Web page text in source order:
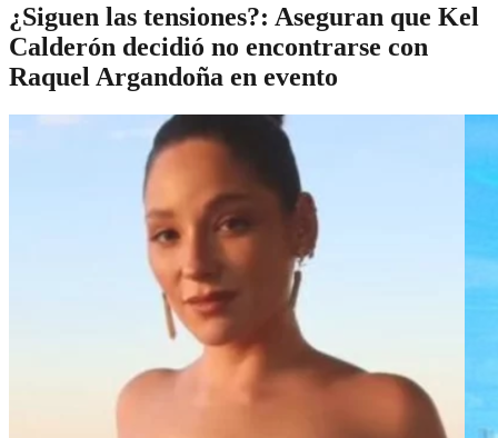
¿Siguen las tensiones?: Aseguran que Kel
Calderón decidió no encontrarse con
Raquel Argandoña en evento